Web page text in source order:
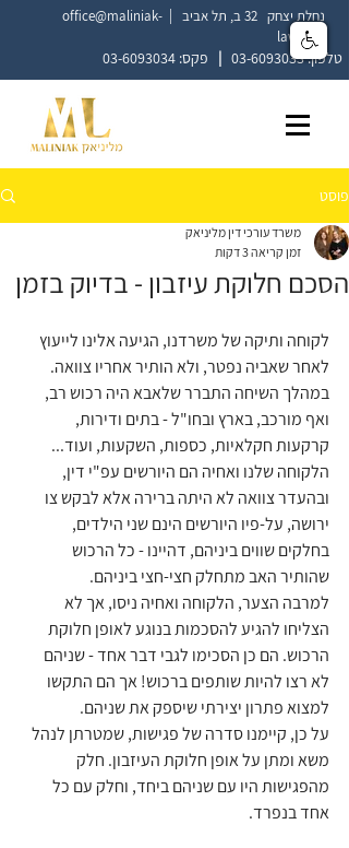
נחלת יצחק 32 ב, תל אביב |
office@maliniak-
law.co.il
טלפון:03-6093033
| פקס: 03-6093034
פוסט
הסכם חלוקת עיזבון - בדיוק בזמן
משרד עורכי דין מליניאק
זמן קריאה 3 דקות
לקוחה ותיקה של משרדנו, הגיעה אלינו לייעוץ
לאחר שאביה נפטר, ולא הותיר אחריו צוואה.
במהלך השיחה התברר שלאבא היה רכוש רב,
ואף מורכב, בארץ ובחו"ל - בתים ודירות,
קרקעות חקלאיות, כספות, השקעות, ועוד...
הלקוחה שלנו ואחיה הם היורשים עפ"י דין,
ובהעדר צוואה לא היתה ברירה אלא לבקש צו
ירושה, על-פיו היורשים הינם שני הילדים,
בחלקים שווים ביניהם, דהיינו - כל הרכוש
שהותיר האב מתחלק חצי-חצי ביניהם.
למרבה הצער, הלקוחה ואחיה ניסו, אך לא
הצליחו להגיע להסכמות בנוגע לאופן חלוקת
הרכוש. הם כן הסכימו לגבי דבר אחד - שניהם
לא רצו להיות שותפים ברכוש! אך הם התקשו
למצוא פתרון יצירתי שיספק את שניהם.
על כן, קיימנו סדרה של פגישות, שמטרתן לנהל
משא ומתן על אופן חלוקת העיזבון. חלק
מהפגישות היו עם שניהם ביחד, וחלק עם כל
אחד בנפרד.